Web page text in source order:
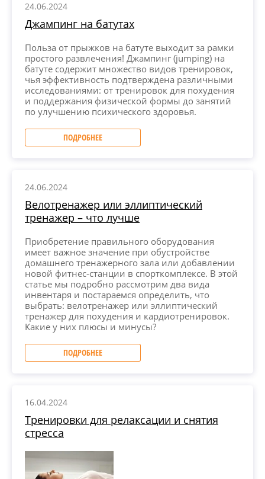
24.06.2024
Джампинг на батутах
Польза от прыжков на батуте выходит за рамки
простого развлечения! Джампинг (jumping) на
батуте содержит множество видов тренировок,
чья эффективность подтверждена различными
исследованиями: от тренировок для похудения
и поддержания физической формы до занятий
по улучшению психического здоровья.
ПОДРОБНЕЕ
24.06.2024
Велотренажер или эллиптический
тренажер – что лучше
Приобретение правильного оборудования
имеет важное значение при обустройстве
домашнего тренажерного зала или добавлении
новой фитнес-станции в спорткомплексе. В этой
статье мы подробно рассмотрим два вида
инвентаря и постараемся определить, что
выбрать: велотренажер или эллиптический
тренажер для похудения и кардиотренировок.
Какие у них плюсы и минусы?
ПОДРОБНЕЕ
16.04.2024
Тренировки для релаксации и снятия
стресса